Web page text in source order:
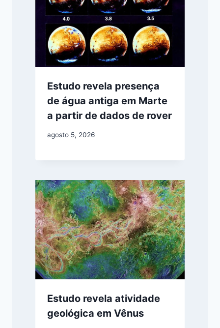
Estudo revela presença
de água antiga em Marte
a partir de dados de rover
agosto 5, 2026
Estudo revela atividade
geológica em Vênus